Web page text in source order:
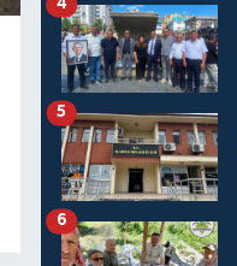
4
5
6